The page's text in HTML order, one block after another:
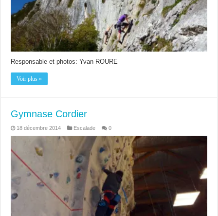
Responsable et photos: Yvan ROURE
Voir plus »
Gymnase Cordier
18 décembre 2014 Escalade 0